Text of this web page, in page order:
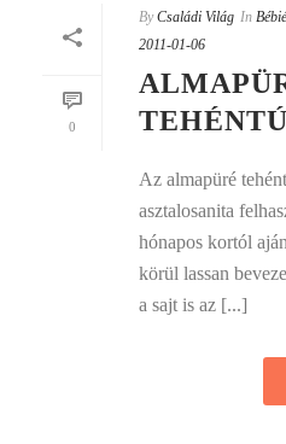
0
By Családi Világ In
2011-01-06
Az almapüré
asztalosanita
hónapos kortól
körül lassan
a sajt is az [...]